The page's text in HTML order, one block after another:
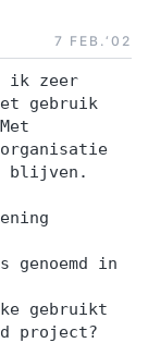
7 FEB.‘02
ik zeer
gebruik
organisatie
blijven.
genoemd in
gebruikt
project?